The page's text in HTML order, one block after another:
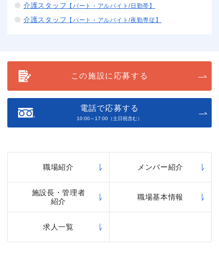
介護スタッフ 【パート・アルバイト/日勤帯】
介護スタッフ 【パート・アルバイト/夜勤専従】
この施設に応募する
電話で応募する
10:00～17:00（土日祝含む）
職場紹介 メンバー紹介
施設長・管理者
紹介
職場基本情報
求人一覧